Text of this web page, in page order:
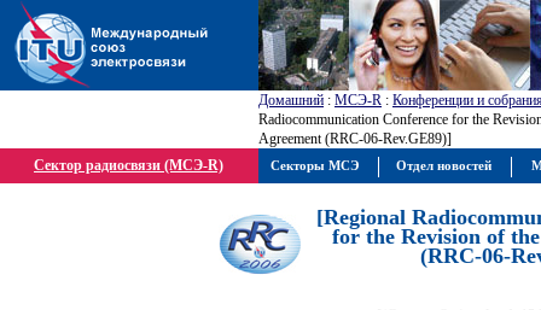
Домашний : МСЭ-R : Конференции и
Radiocommunication Conference for the
Agreement (RRC-06-Rev.GE89)]
Сектор радиосвязи (МСЭ-R)
[Regional
for the Revision of
(RRC-06-
Секторы МСЭ Отдел новостей